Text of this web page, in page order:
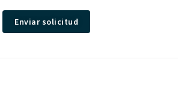
Enviar solicitud